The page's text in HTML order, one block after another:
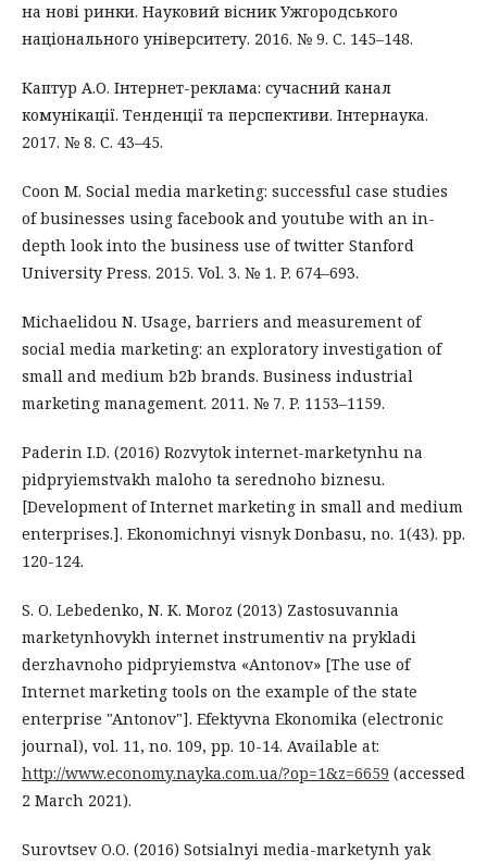
на нові ринки. Науковий вісник Ужгородського
національного університету. 2016. № 9. С. 145–148.
Каптур А.О. Інтернет-реклама: сучасний канал
комунікації. Тенденції та перспективи. Інтернаука.
2017. № 8. С. 43–45.
Coon M. Social media marketing: successful case studies
of businesses using facebook and youtube with an in-
depth look into the business use of twitter Stanford
University Press. 2015. Vol. 3. № 1. P. 674–693.
Michaelidou N. Usage, barriers and measurement of
social media marketing: an exploratory investigation of
small and medium b2b brands. Business industrial
marketing management. 2011. № 7. P. 1153–1159.
Paderin I.D. (2016) Rozvytok internet-marketynhu na
pidpryiemstvakh maloho ta serednoho biznesu.
[Development of Internet marketing in small and medium
enterprises.]. Ekonomichnyi visnyk Donbasu, no. 1(43). pp.
120-124.
S. O. Lebedenko, N. K. Moroz (2013) Zastosuvannia
marketynhovykh internet instrumentiv na prykladi
derzhavnoho pidpryiemstva «Antonov» [The use of
Internet marketing tools on the example of the state
enterprise "Antonov"]. Efektyvna Ekonomika (electronic
journal), vol. 11, no. 109, pp. 10-14. Available at:
http://www.economy.nayka.com.ua/?op=1&z=6659 (accessed
2 March 2021).
Surovtsev O.O. (2016) Sotsialnyi media-marketynh yak